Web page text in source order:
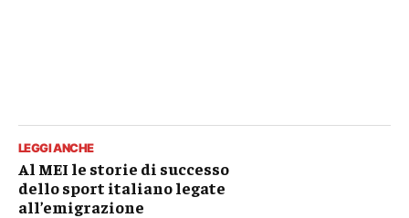
LEGGI ANCHE
Al MEI le storie di successo
dello sport italiano legate
all’emigrazione